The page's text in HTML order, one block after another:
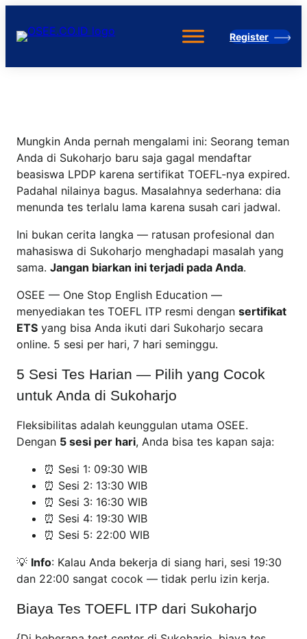
content
Register
Mungkin Anda pernah mengalami ini: Seorang teman
Anda di Sukoharjo baru saja gagal mendaftar
beasiswa LPDP karena sertifikat TOEFL-nya expired.
Padahal nilainya bagus. Masalahnya sederhana: dia
menunda tes terlalu lama karena susah cari jadwal.
Ini bukan cerita langka — ratusan profesional dan
mahasiswa di Sukoharjo menghadapi masalah yang
sama. Jangan biarkan ini terjadi pada Anda.
OSEE — One Stop English Education —
menyediakan tes TOEFL ITP resmi dengan sertifikat
ETS yang bisa Anda ikuti dari Sukoharjo secara
online. 5 sesi per hari, 7 hari seminggu.
5 Sesi Tes Harian — Pilih yang Cocok
untuk Anda di Sukoharjo
Fleksibilitas adalah keunggulan utama OSEE.
Dengan 5 sesi per hari, Anda bisa tes kapan saja:
⏰ Sesi 1: 09:30 WIB
⏰ Sesi 2: 13:30 WIB
⏰ Sesi 3: 16:30 WIB
⏰ Sesi 4: 19:30 WIB
⏰ Sesi 5: 22:00 WIB
💡 Info: Kalau Anda bekerja di siang hari, sesi 19:30
dan 22:00 sangat cocok — tidak perlu izin kerja.
Biaya Tes TOEFL ITP dari Sukoharjo